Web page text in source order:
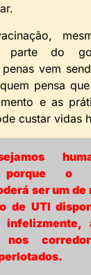
parte do
vem
pensa
e as
custar vidas
porque o
ser um de
de UTI